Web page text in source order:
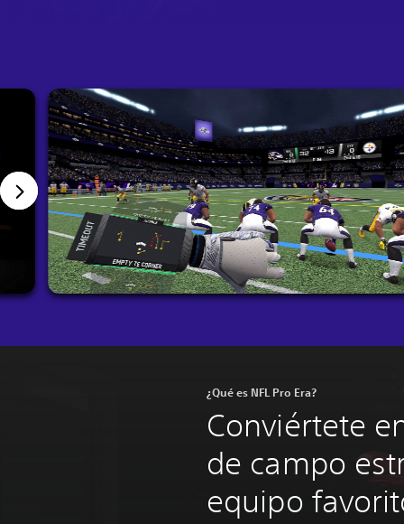
¿Qué es NFL Pro Era?
Conviértete
de campo
equipo